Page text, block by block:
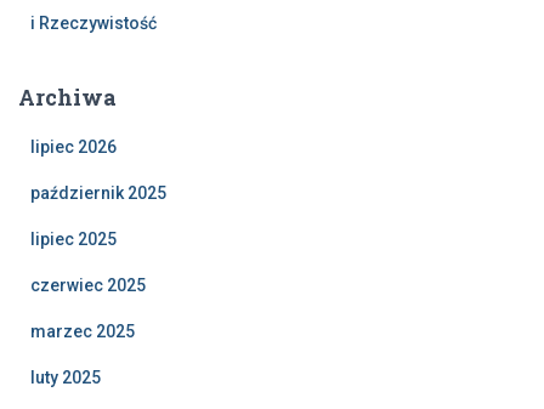
i Rzeczywistość
Archiwa
lipiec 2026
październik 2025
lipiec 2025
czerwiec 2025
marzec 2025
luty 2025